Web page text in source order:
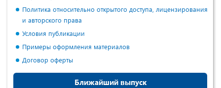
Политика относительно открытого доступа, лицензирования
и авторского права
Условия публикации
Примеры оформления материалов
Договор оферты
Ближайший выпуск